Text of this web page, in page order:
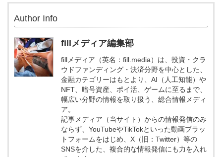
Author Info
fillメディア編集部
fillメディア（英名：fill.media）は、投資・クラ
ウドファンディング・決済分野を中心とした、
金融カテゴリーはもとより、AI（人工知能）や
NFT、暗号資産、ポイ活、ゲームに至るまで、
幅広い分野の情報を取り扱う、総合情報メディ
ア。
記事メディア（当サイト）からの情報発信のみ
ならず、YouTubeやTikTokといった動画プラッ
トフォームをはじめ、X（旧：Twitter）等の
SNSを介した、複合的な情報発信にも力を入れ